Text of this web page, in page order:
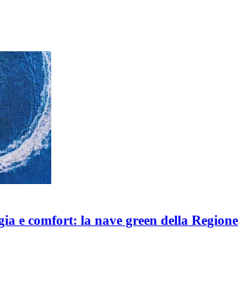
e comfort: la nave green della Regione